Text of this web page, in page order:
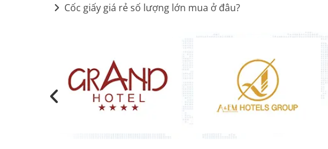
Cốc giấy giá rẻ số lượng lớn mua ở đâu?